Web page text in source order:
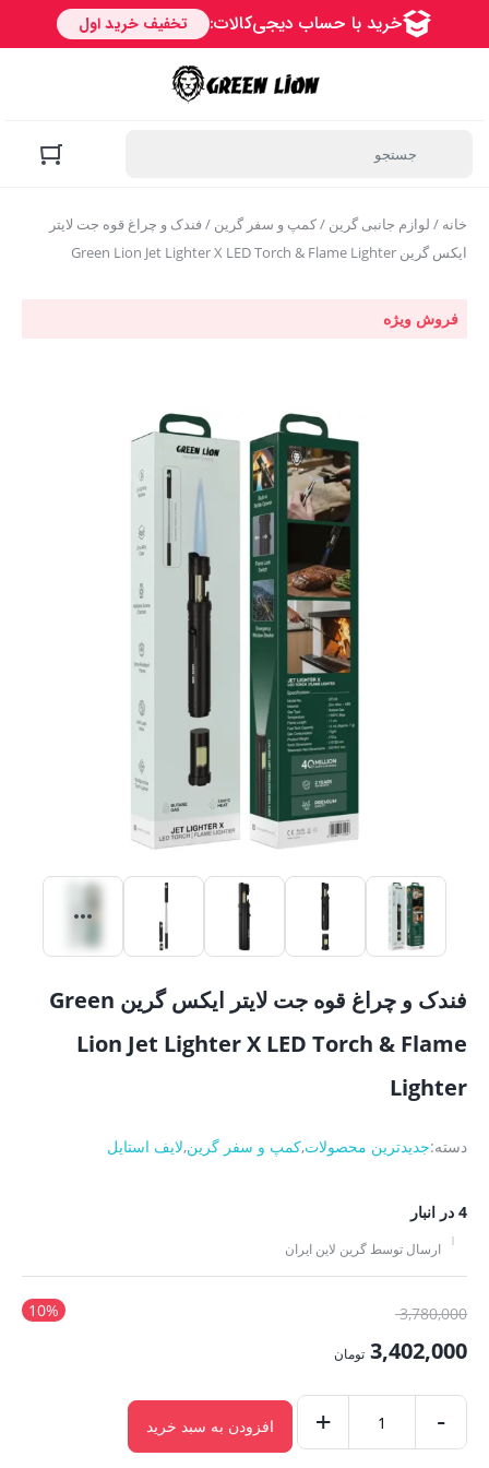
خانه / لوازم جانبی گرین /کمپ و سفر گرین / فندک و چراغ قوه جت لایتر
ایکس گرین Green Lion Jet Lighter X LED Torch & Flame Lighter
فروش ویژه
فندک و چراغ قوه جت لایتر ایکس گرین Green
Lion Jet Lighter X LED Torch & Flame
Lighter
دسته:جدیدترین محصولات,کمپ و سفر گرین,لایف استایل
4 در انبار
ارسال توسط گرین لاین ایران
10% 3,780,000قیمت
اصلی:
3,402,000 تومان
فعلی:
3,402,000 تومان.
-
+ افزودن به سبد خرید